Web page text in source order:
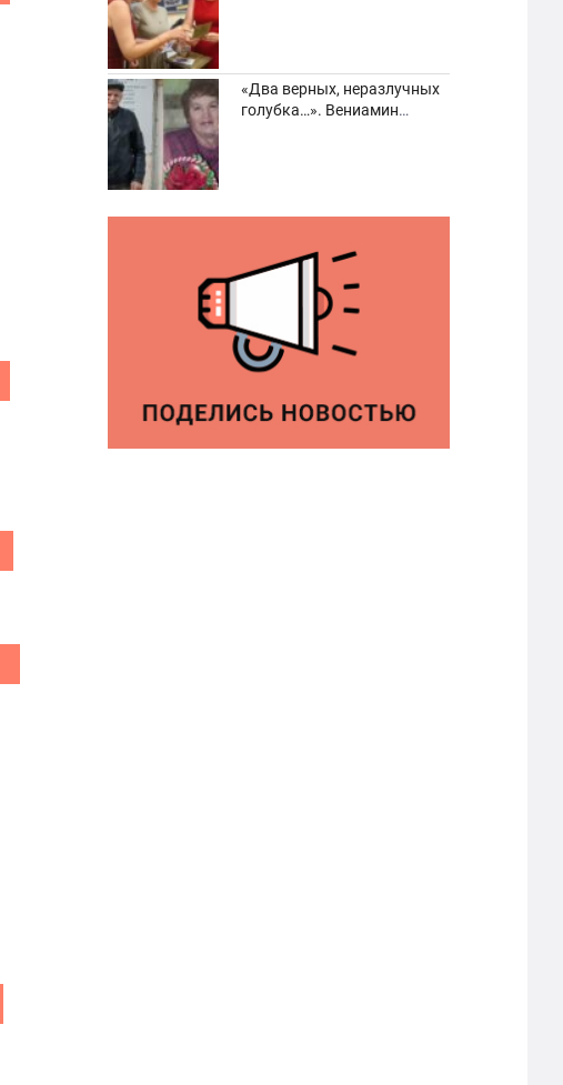
«Два верных, неразлучных
голубка…». Вениамин